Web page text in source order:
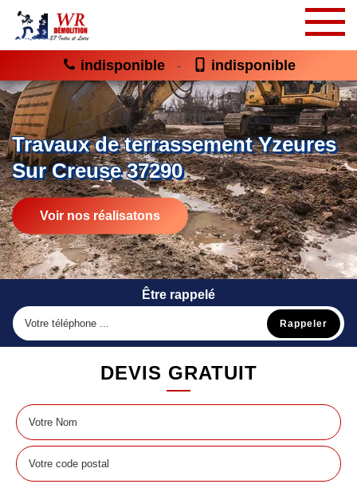
indisponible - indisponible
Travaux de terrassement Yzeures
Sur Creuse 37290
Voir nos réalisatons
Être rappelé
DEVIS GRATUIT